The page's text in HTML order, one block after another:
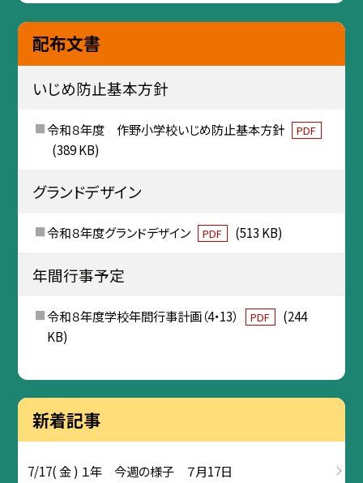
配布文書
いじめ防止基本方針
令和８年度 作野小学校いじめ防止基本方針 PDF
(389 KB)
グランドデザイン
令和８年度グランドデザイン PDF (513 KB)
年間行事予定
令和８年度学校年間行事計画（4・13） PDF
(244
KB)
新着記事
7/17( 金 ) １年 今週の様子 ７月17日